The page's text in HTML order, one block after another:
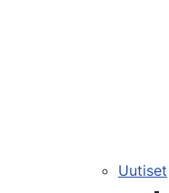
Uutiset